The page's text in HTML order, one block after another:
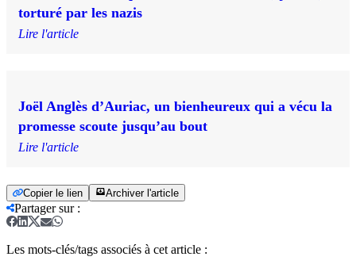
torturé par les nazis
Lire l'article
Joël Anglès d’Auriac, un bienheureux qui a vécu la
promesse scoute jusqu’au bout
Lire l'article
Copier le lien Archiver l'article
Partager sur:
Les mots-clés/tags associés à cet article :